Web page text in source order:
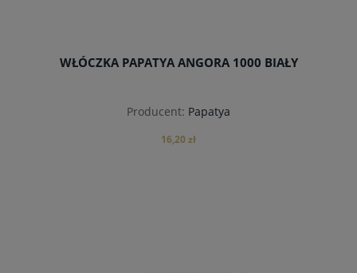
WŁÓCZKA PAPATYA ANGORA 1000 BIAŁY
Producent: Papatya
16,20 zł